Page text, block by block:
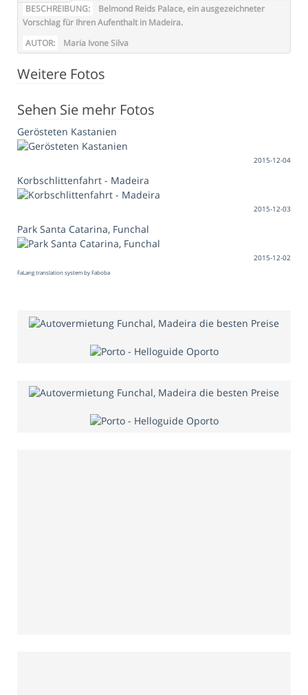
BESCHREIBUNG:
Belmond Reids Palace, ein ausgezeichneter
Vorschlag für Ihren Aufenthalt in Madeira.
AUTOR:
Maria Ivone Silva
Weitere Fotos
Sehen Sie mehr Fotos
Gerösteten Kastanien
2015-12-04
Korbschlittenfahrt - Madeira
2015-12-03
Park Santa Catarina, Funchal
2015-12-02
FaLang translation system by Faboba